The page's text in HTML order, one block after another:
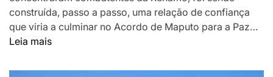
construída, passo a passo, uma relação de confiança
que viria a culminar no Acordo de Maputo para a Paz…
Leia mais:
MONTANHA